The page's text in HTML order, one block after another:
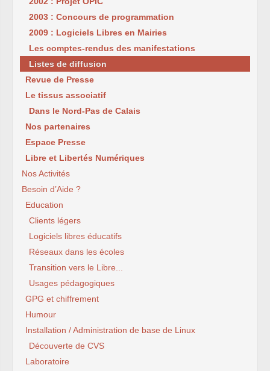
2003 : Concours de programmation
2009 : Logiciels Libres en Mairies
Les comptes-rendus des manifestations
Listes de diffusion
Revue de Presse
Le tissus associatif
Dans le Nord-Pas de Calais
Nos partenaires
Espace Presse
Libre et Libertés Numériques
Nos Activités
Besoin d’Aide ?
Education
Clients légers
Logiciels libres éducatifs
Réseaux dans les écoles
Transition vers le Libre...
Usages pédagogiques
GPG et chiffrement
Humour
Installation / Administration de base de Linux
Découverte de CVS
Laboratoire